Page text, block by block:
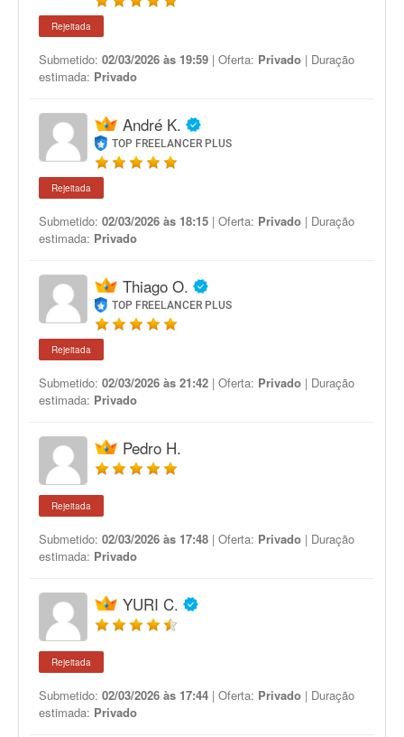
Rejeitada
Submetido: 02/03/2026 às 19:59 | Oferta: Privado | Duração
estimada: Privado
André K.
TOP FREELANCER PLUS
Rejeitada
Submetido: 02/03/2026 às 18:15 | Oferta: Privado | Duração
estimada: Privado
Thiago O.
TOP FREELANCER PLUS
Rejeitada
Submetido: 02/03/2026 às 21:42 | Oferta: Privado | Duração
estimada: Privado
Pedro H.
Rejeitada
Submetido: 02/03/2026 às 17:48 | Oferta: Privado | Duração
estimada: Privado
YURI C.
Rejeitada
Submetido: 02/03/2026 às 17:44 | Oferta: Privado | Duração
estimada: Privado